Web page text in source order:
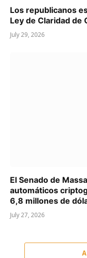
Los republicanos
Ley de Claridad de
July 29, 2026
El Senado de
automáticos
6,8 millones de
July 27, 2026